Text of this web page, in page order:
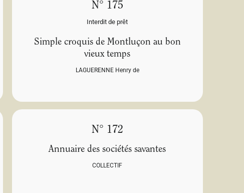
N° 175
Interdit de prêt
Simple croquis de Montluçon au bon
vieux temps
LAGUERENNE Henry de
N° 172
Annuaire des sociétés savantes
COLLECTIF